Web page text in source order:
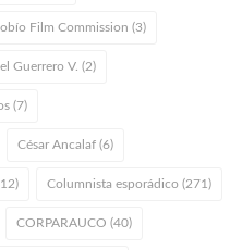
Film Commission (3)
Guerrero V. (2)
(7)
César Ancalaf (6)
Columnista esporádico (271)
CORPARAUCO (40)